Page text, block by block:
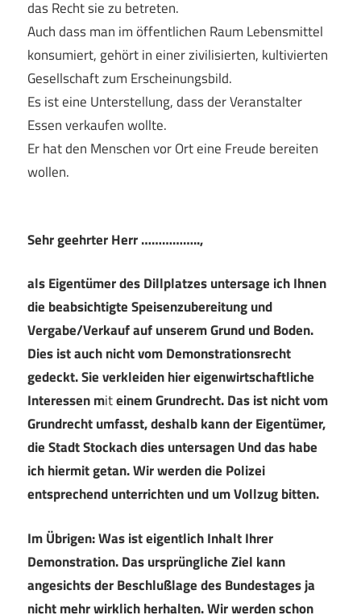
das Recht sie zu betreten.
Auch dass man im öffentlichen Raum Lebensmittel
konsumiert, gehört in einer zivilisierten, kultivierten
Gesellschaft zum Erscheinungsbild.
Es ist eine Unterstellung, dass der Veranstalter
Essen verkaufen wollte.
Er hat den Menschen vor Ort eine Freude bereiten
wollen.
Sehr geehrter Herr ……………..,
als Eigentümer des Dillplatzes untersage ich Ihnen
die beabsichtigte Speisenzubereitung und
Vergabe/Verkauf auf unserem Grund und Boden.
Dies ist auch nicht vom Demonstrationsrecht
gedeckt. Sie verkleiden hier eigenwirtschaftliche
Interessen miteinem Grundrecht. Das ist nicht vom
Grundrecht umfasst, deshalb kann der Eigentümer,
die Stadt Stockach dies untersagen Und das habe
ich hiermit getan. Wir werden die Polizei
entsprechend unterrichten und um Vollzug bitten.
Im Übrigen: Was ist eigentlich Inhalt Ihrer
Demonstration. Das ursprüngliche Ziel kann
angesichts der Beschlußlage des Bundestages ja
nicht mehr wirklich herhalten. Wir werden schon